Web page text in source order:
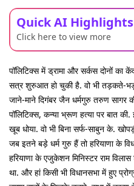
Quick AI Highlights
Click here to view more
पॉलिटिक्स में ड्रामा और सर्कस दोनों का
सत्र शुरुआत हो चुकी है. वो भी तड़कते-
जाने-माने दिगंबर जैन धर्मगुरु तरुण सागर
पॉलिटिक्स, कन्या भ्रूण हत्या पर बात
खूब धोया. वो भी बिना सर्फ-साबुन के.
जब इतने बड़े धर्म गुरु हैं तो हरियाणा के
हरियाणा के एजुकेशन मिनिस्टर राम विलास
था. और हां किसी भी विधानसभा में हुए